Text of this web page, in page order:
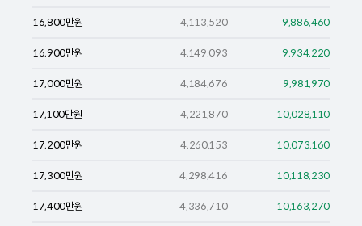
16,800만원 4,113,520 9,886,460
16,900만원 4,149,093 9,934,220
17,000만원 4,184,676 9,981,970
17,100만원 4,221,870 10,028,110
17,200만원 4,260,153 10,073,160
17,300만원 4,298,416 10,118,230
17,400만원 4,336,710 10,163,270